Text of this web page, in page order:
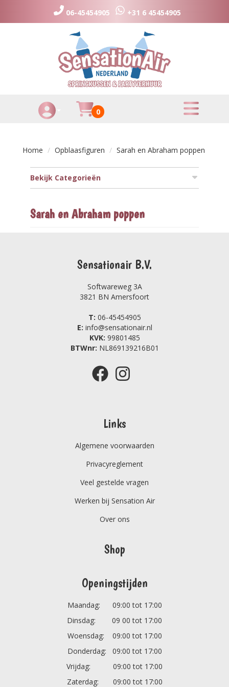
06-45454905 +31 6 45454905
Toggle Account dropdown
Huurmandje
0
toggle menu
Home Opblaasfiguren Sarah en Abraham poppen
Bekijk Categorieën
Sarah en Abraham poppen
Sensationair B.V.
Softwareweg 3A
3821 BN Amersfoort
T: 06-45454905
E: info@sensationair.nl
KVK: 99801485
BTWnr: NL869139216B01
Links
Algemene voorwaarden
Privacyreglement
Veel gestelde vragen
Werken bij Sensation Air
Over ons
Shop
Openingstijden
Maandag: 09:00 tot 17:00
Dinsdag: 09 00 tot 17:00
Woensdag: 09:00 tot 17:00
Donderdag: 09:00 tot 17:00
Vrijdag: 09:00 tot 17:00
Zaterdag: 09:00 tot 17:00